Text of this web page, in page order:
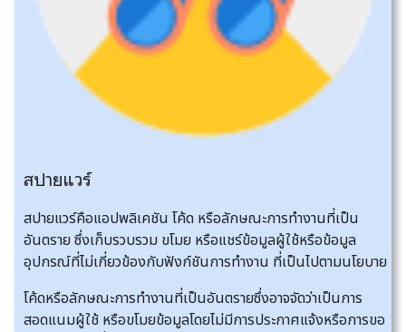
สปายแวร์
สปายแวร์คือแอปพลิเคชัน โค้ด หรือลักษณะการทำงานที่เป็น
อันตราย ซึ่งเก็บรวบรวม ขโมย หรือแชร์ข้อมูลผู้ใช้หรือข้อมูล
อุปกรณ์ที่ไม่เกี่ยวข้องกับฟังก์ชันการทำงาน ที่เป็นไปตามนโยบาย
โค้ดหรือลักษณะการทำงานที่เป็นอันตรายซึ่งอาจจัดว่าเป็นการ
สอดแนมผู้ใช้ หรือขโมยข้อมูลโดยไม่มีการประกาศแจ้งหรือการขอ